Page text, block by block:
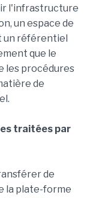
l'infrastructure
un espace de
un référentiel
que le
les procédures
de
traitées par
de
la plate-forme